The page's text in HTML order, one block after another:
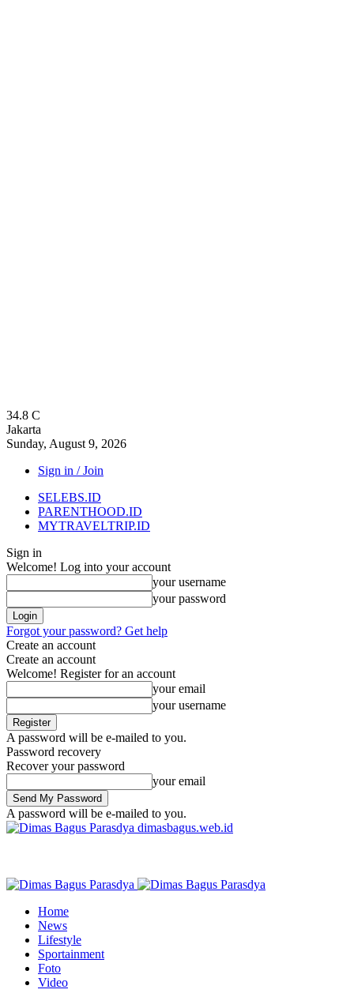
34.8 C
Jakarta
Sunday, August 9, 2026
Sign in / Join
SELEBS.ID
PARENTHOOD.ID
MYTRAVELTRIP.ID
Sign in
Welcome! Log into your account
your username
your password
Forgot your password? Get help
Create an account
Create an account
Welcome! Register for an account
your email
your username
A password will be e-mailed to you.
Password recovery
Recover your password
your email
A password will be e-mailed to you.
dimasbagus.web.id
Home
News
Lifestyle
Sportainment
Foto
Video